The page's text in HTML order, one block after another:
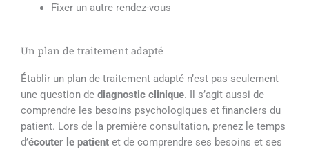
Fixer un autre rendez-vous
Un plan de traitement adapté
Établir un plan de traitement adapté n’est pas seulement
une question de diagnostic clinique. Il s’agit aussi de
comprendre les besoins psychologiques et financiers du
patient. Lors de la première consultation, prenez le temps
d’écouter le patient et de comprendre ses besoins et ses